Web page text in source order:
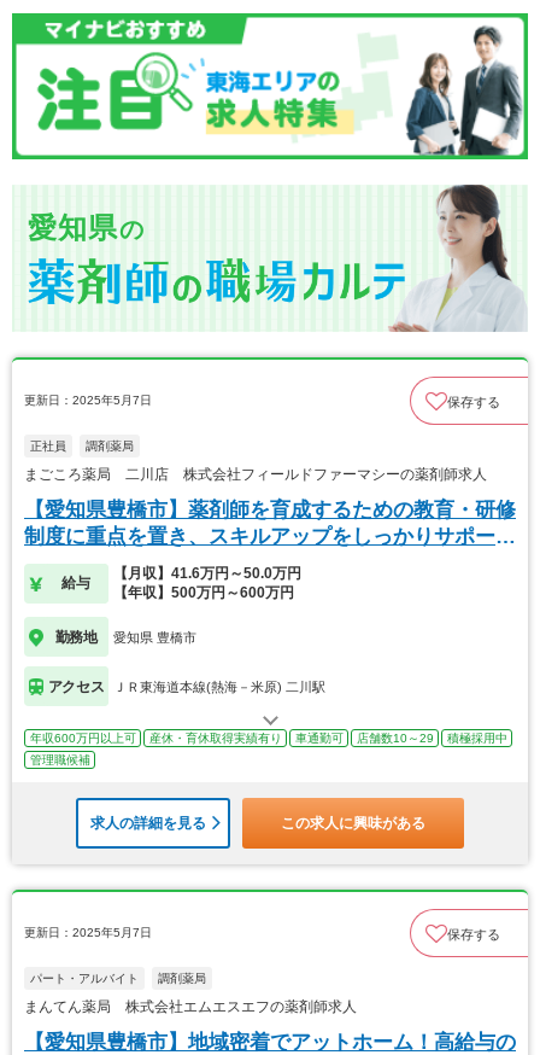
愛知県の
更新日：2025年5月7日 保存する
正社員 調剤薬局
まごころ薬局 二川店 株式会社フィールドファーマシーの薬剤師求人
【愛知県豊橋市】薬剤師を育成するための教育・研修
制度に重点を置き、スキルアップをしっかりサポー
ト！
給与
【月収】41.6万円～50.0万円
【年収】500万円～600万円
勤務地 愛知県 豊橋市
アクセス ＪＲ東海道本線(熱海－米原) 二川駅
年収600万円以上可 産休・育休取得実績有り 車通勤可 店舗数10～29
積極採用中
管理職候補
求人の詳細を見る この求人に興味がある
更新日：2025年5月7日 保存する
パート・アルバイト 調剤薬局
まんてん薬局 株式会社エムエスエフの薬剤師求人
【愛知県豊橋市】地域密着でアットホーム！高給与の